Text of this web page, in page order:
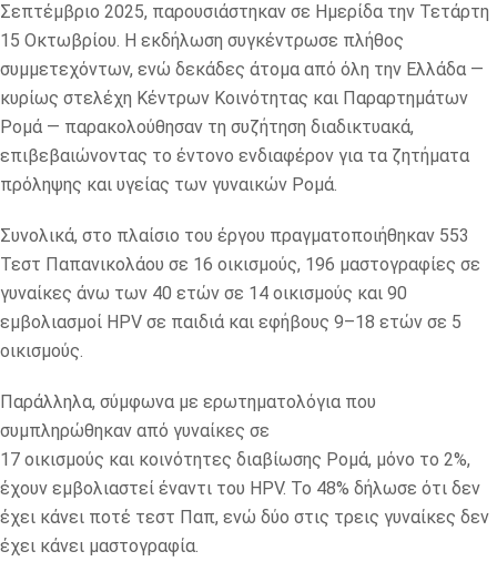
Σεπτέμβριο 2025, παρουσιάστηκαν σε Ημερίδα την Τετάρτη
15 Οκτωβρίου. Η εκδήλωση συγκέντρωσε πλήθος
συμμετεχόντων, ενώ δεκάδες άτομα από όλη την Ελλάδα —
κυρίως στελέχη Κέντρων Κοινότητας και Παραρτημάτων
Ρομά — παρακολούθησαν τη συζήτηση διαδικτυακά,
επιβεβαιώνοντας το έντονο ενδιαφέρον για τα ζητήματα
πρόληψης και υγείας των γυναικών Ρομά.
Συνολικά, στο πλαίσιο του έργου πραγματοποιήθηκαν 553
Τεστ Παπανικολάου σε 16 οικισμούς, 196 μαστογραφίες σε
γυναίκες άνω των 40 ετών σε 14 οικισμούς και 90
εμβολιασμοί HPV σε παιδιά και εφήβους 9–18 ετών σε 5
οικισμούς.
Παράλληλα, σύμφωνα με ερωτηματολόγια που
συμπληρώθηκαν από γυναίκες σε
17 οικισμούς και κοινότητες διαβίωσης Ρομά, μόνο το 2%,
έχουν εμβολιαστεί έναντι του HPV. Το 48% δήλωσε ότι δεν
έχει κάνει ποτέ τεστ Παπ, ενώ δύο στις τρεις γυναίκες δεν
έχει κάνει μαστογραφία.